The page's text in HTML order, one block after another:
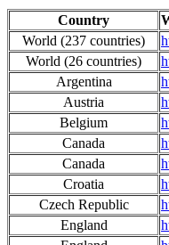
Country
World (237 countries)
World (26 countries)
Argentina
Austria
Belgium
Canada
Canada
Croatia
Czech Republic
England